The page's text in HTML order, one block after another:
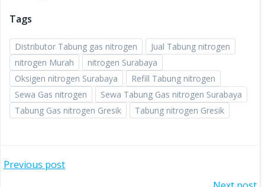
Tags
Distributor Tabung gas nitrogen
Jual Tabung nitrogen
nitrogen Murah
nitrogen Surabaya
Oksigen nitrogen Surabaya
Refill Tabung nitrogen
Sewa Gas nitrogen
Sewa Tabung Gas nitrogen Surabaya
Tabung Gas nitrogen Gresik
Tabung nitrogen Gresik
Post
Previous post